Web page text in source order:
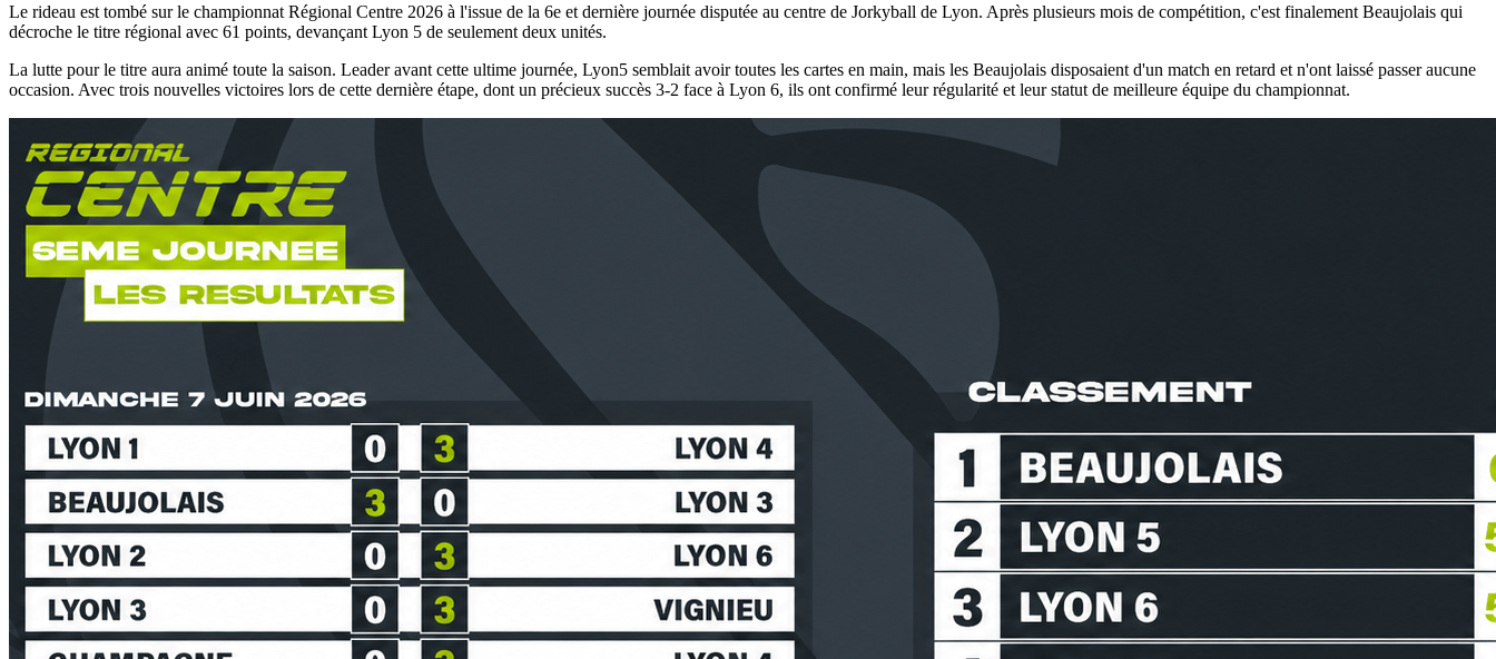
Le rideau est tombé sur le championnat Régional Centre 2026 à l'issue de la 6e et dernière journée disputée au centre de Jorkyball de Lyon. Après plusieurs mois de compétition, c'est finalement Beaujolais qui
décroche le titre régional avec 61 points, devançant Lyon 5 de seulement deux unités.
La lutte pour le titre aura animé toute la saison. Leader avant cette ultime journée, Lyon5 semblait avoir toutes les cartes en main, mais les Beaujolais disposaient d'un match en retard et n'ont laissé passer aucune
occasion. Avec trois nouvelles victoires lors de cette dernière étape, dont un précieux succès 3-2 face à Lyon 6, ils ont confirmé leur régularité et leur statut de meilleure équipe du championnat.